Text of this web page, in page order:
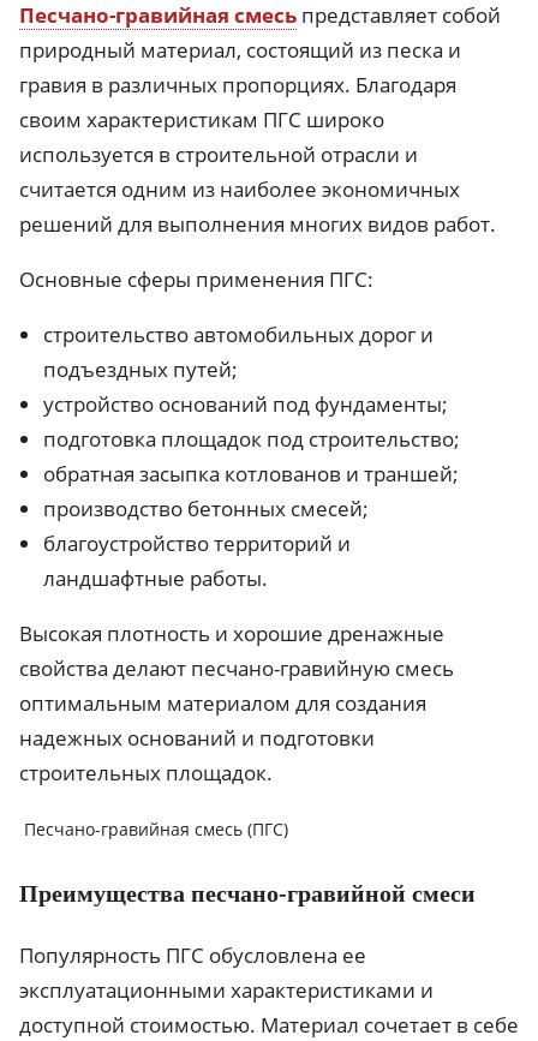
Песчано-гравийная смесь представляет собой
природный материал, состоящий из песка и
гравия в различных пропорциях. Благодаря
своим характеристикам ПГС широко
используется в строительной отрасли и
считается одним из наиболее экономичных
решений для выполнения многих видов работ.
Основные сферы применения ПГС:
строительство автомобильных дорог и
подъездных путей;
устройство оснований под фундаменты;
подготовка площадок под строительство;
обратная засыпка котлованов и траншей;
производство бетонных смесей;
благоустройство территорий и
ландшафтные работы.
Высокая плотность и хорошие дренажные
свойства делают песчано-гравийную смесь
оптимальным материалом для создания
надежных оснований и подготовки
строительных площадок.
Песчано-гравийная смесь (ПГС)
Преимущества песчано-гравийной смеси
Популярность ПГС обусловлена ее
эксплуатационными характеристиками и
доступной стоимостью. Материал сочетает в себе